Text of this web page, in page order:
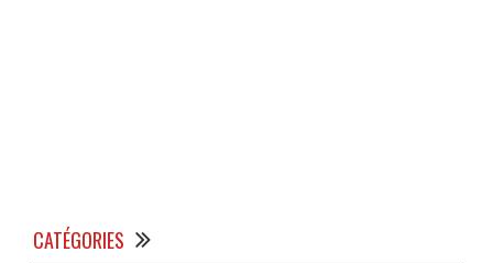
CATÉGORIES